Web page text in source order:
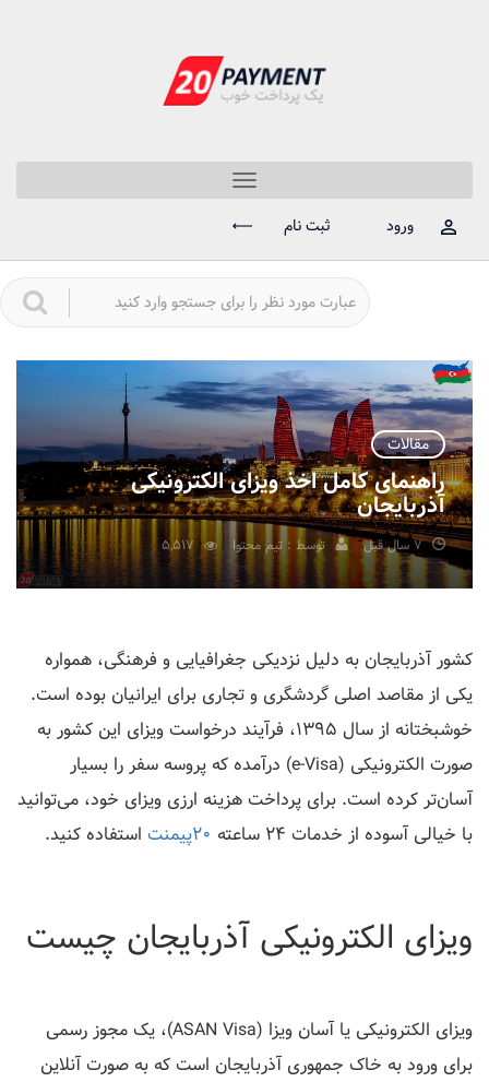
Toggle
navigation
ورود
ثبت نام
مقالات
راهنمای کامل اخذ ویزای الکترونیکی
آذربایجان
7 سال قبل توسط : تیم محتوا 5,517
کشور آذربایجان به دلیل نزدیکی جغرافیایی و فرهنگی، همواره
یکی از مقاصد اصلی گردشگری و تجاری برای ایرانیان بوده است.
خوشبختانه از سال ۱۳۹۵، فرآیند درخواست ویزای این کشور به
صورت الکترونیکی (e-Visa) درآمده که پروسه سفر را بسیار
آسان‌تر کرده است. برای پرداخت هزینه ارزی ویزای خود، می‌توانید
با خیالی آسوده از خدمات ۲۴ ساعته
20پیمنت استفاده کنید.
ویزای الکترونیکی آذربایجان چیست
ویزای الکترونیکی یا آسان ویزا (ASAN Visa)، یک مجوز رسمی
برای ورود به خاک جمهوری آذربایجان است که به صورت آنلاین